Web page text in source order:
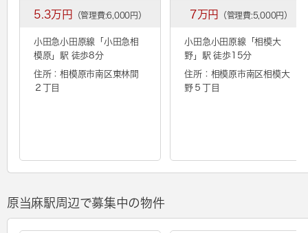
5.3万円 （管理費:6,000円）
小田急小田原線「 小田急相
模原 」駅 徒歩8分
住所：相模原市南区東林間
２丁目
7万円 （管理費:5,000円）
小田急小田原線「相模大
野 」駅 徒歩15分
住所：相模原市南区相模大
野５丁目
原当麻駅周辺で募集中の物件